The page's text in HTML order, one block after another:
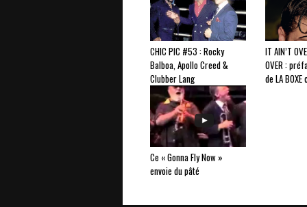
CHIC PIC #53 : Rocky
Balboa, Apollo Creed &
Clubber Lang
IT AIN’T
OVER :
de LA
Ce « Gonna Fly Now »
envoie du pâté